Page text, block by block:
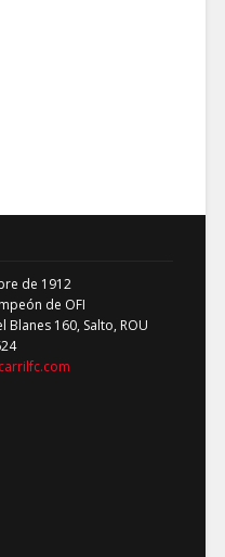
de 1912
de OFI
Blanes 160, Salto, ROU